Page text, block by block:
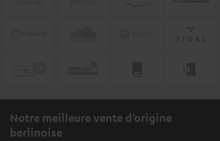
Notre meilleure vente d’origine
berlinoise